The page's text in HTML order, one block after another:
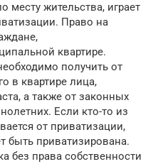
месту жительства, играет
Право на
квартире.
получить от
в квартире лица,
а также от законных
Если кто-то из
от приватизации,
быть приватизирована.
без права собственности